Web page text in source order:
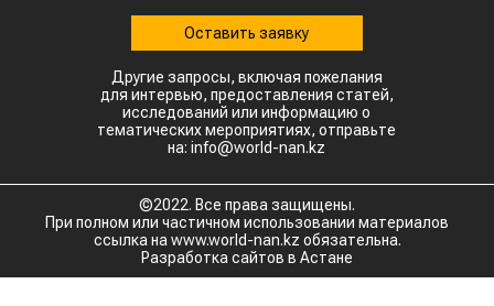
Оставить заявку
Другие запросы, включая пожелания
для интервью, предоставления статей,
исследований или информацию о
тематических мероприятиях, отправьте
на: info@world-nan.kz
©2022. Все права защищены.
При полном или частичном использовании материалов
ссылка на www.world-nan.kz обязательна.
Разработка сайтов в Астане